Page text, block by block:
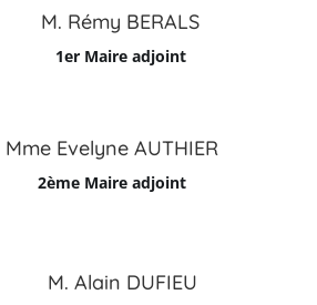
M. Rémy BERALS
1er Maire adjoint
Mme Evelyne AUTHIER
2ème Maire adjoint
M. Alain DUFIEU